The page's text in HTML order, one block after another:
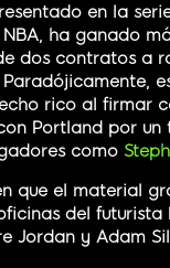
en la
ha ganado
dos contratos a
Paradójicamente,
rico al firmar
Portland por
como
que el material
del futurista
Jordan y Adam